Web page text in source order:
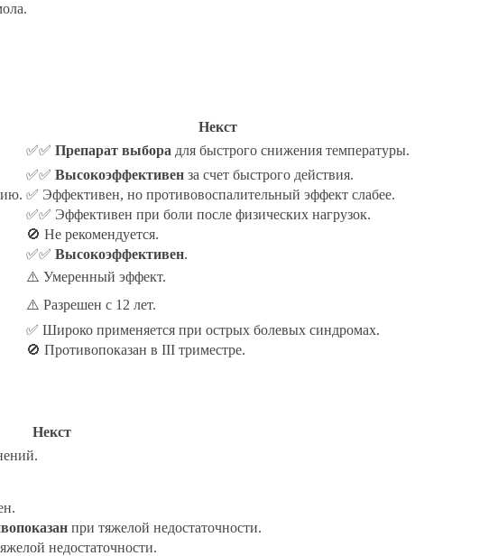
Некст
✅✅ Препарат выбора для быстрого снижения температуры.
✅✅ Высокоэффективен за счет быстрого действия.
✅ Эффективен, но противовоспалительный эффект слабее.
✅✅ Эффективен при боли после физических нагрузок.
🚫 Не рекомендуется.
✅✅ Высокоэффективен.
⚠️ Умеренный эффект.
⚠️ Разрешен с 12 лет.
✅ Широко применяется при острых болевых синдромах.
🚫 Противопоказан в III триместре.
Некст
при тяжелой недостаточности.
недостаточности.